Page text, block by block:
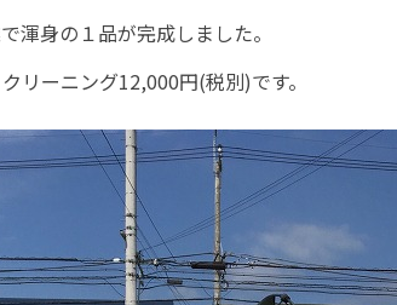
渾身の１品が完成しました。
リーニング12,000円(税別)です。